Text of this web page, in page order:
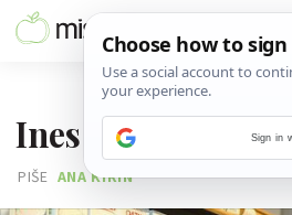
Ines u zelenom
PIŠE ANA KIRIN
Sign in